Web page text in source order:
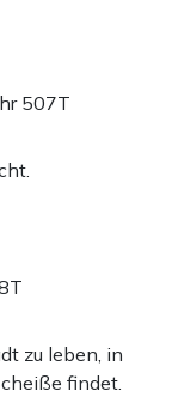
Spezies –
örtlichen Lage
entkommt
wirklich. Böse,
natürlich nicht
über das
sogar als
uns wohl
507T
zu leben, in
findet.